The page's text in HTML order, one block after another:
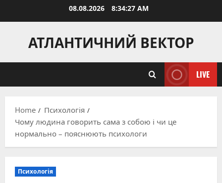
08.08.2026 8:34:28 AM
АТЛАНТИЧНИЙ ВЕКТОР
LIVE
Home
Психологія
Чому людина говорить сама з собою і чи це
нормально – пояснюють психологи
Психологія